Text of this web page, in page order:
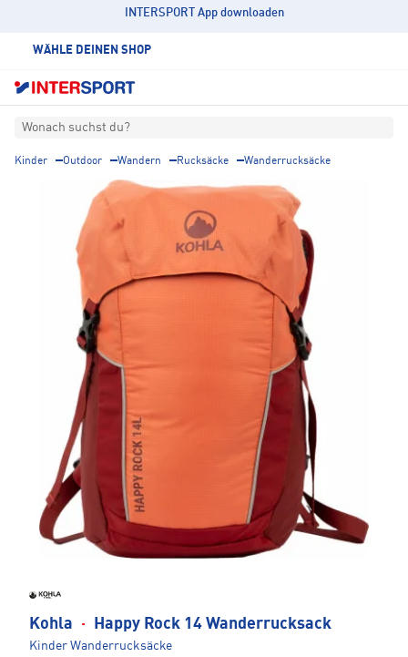
INTERSPORT App downloaden
WÄHLE DEINEN SHOP
Wonach suchst du?
Kinder Outdoor Wandern Rucksäcke Wanderrucksäcke
Kohla · Happy Rock 14 Wanderrucksack
Kinder Wanderrucksäcke